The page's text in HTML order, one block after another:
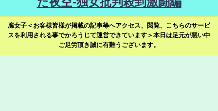
腐女子＜お客様皆様が掲載の記事等へアクセス、閲覧、こちらのサービ
スを利用される事でかろうじて運営できています＞本日は足元が悪い中
ご足労頂き誠に有難うございます。